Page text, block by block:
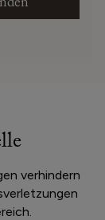
verhindern